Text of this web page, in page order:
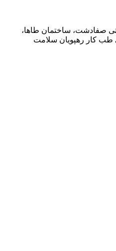
صفادشت، ساختمان طاها،